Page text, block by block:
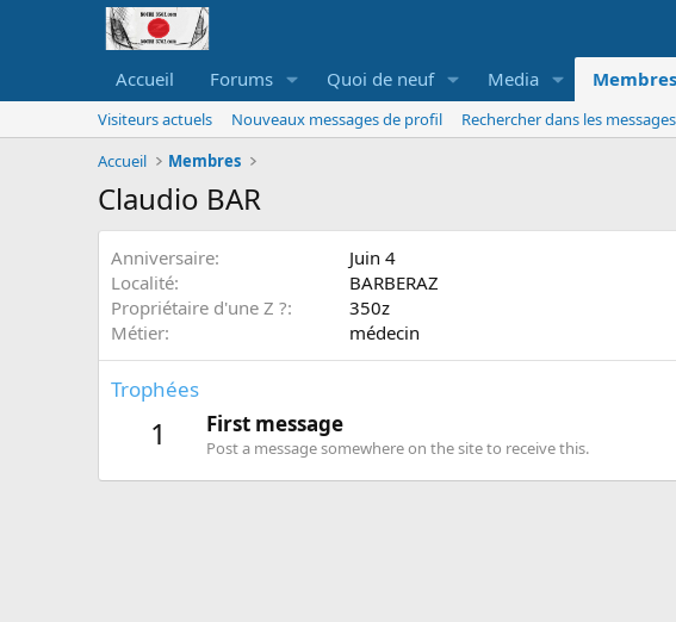
Accueil Forums Quoi de neuf Media Membres
Visiteurs actuels Nouveaux messages de profil
Rechercher dans les
Accueil
Membres
Claudio BAR
Anniversaire
Juin 4
Localité
BARBERAZ
Propriétaire d'une Z ?
350z
Métier
médecin
Trophées
1 First message
Post a message somewhere on the site to receive this.